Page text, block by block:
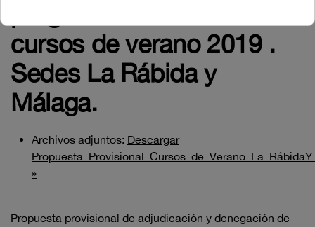
cursos de verano 2019 .
Sedes La Rábida y
Málaga.
Archivos adjuntos: Descargar
»
Propuesta provisional de adjudicación y denegación de